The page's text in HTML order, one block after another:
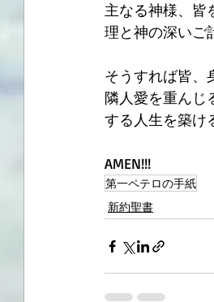
主なる神様、皆
理と神の深いご
そうすれば皆、
隣人愛を重んじ
する人生を築け
AMEN!!!
第一ペテロの手紙
新約聖書